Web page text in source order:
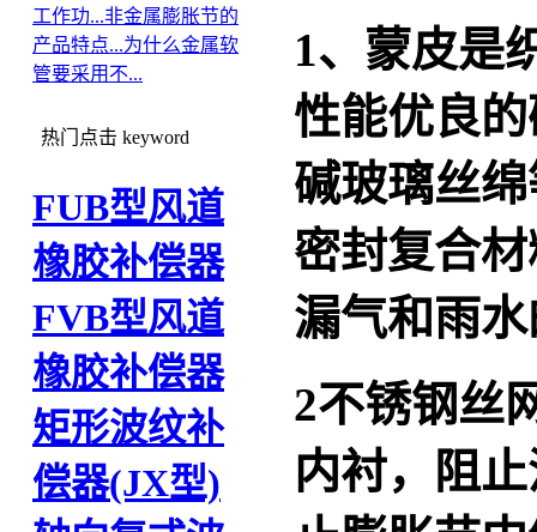
工作功...非金属膨胀节的
产品特点...为什么金属软
管要采用不...
热门点击 keyword
FUB型风道
橡胶补偿器
FVB型风道
橡胶补偿器
矩形波纹补
偿器(JX型)
1、蒙皮是
性能优良
碱玻璃丝
密封复合
漏气和雨
2不锈钢丝
内衬，阻